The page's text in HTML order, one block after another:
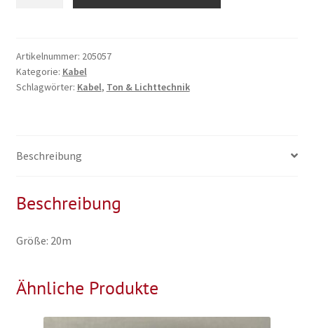
Artikelnummer: 205057
Kategorie: Kabel
Schlagwörter: Kabel, Ton & Lichttechnik
Beschreibung
Beschreibung
Größe: 20m
Ähnliche Produkte